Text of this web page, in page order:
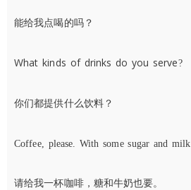
能给我点喝的吗？
What kinds of drinks do you serve?
你们都提供什么饮料？
Coffee, please. With some sugar and milk.
请给我一杯咖啡，糖和牛奶也要。